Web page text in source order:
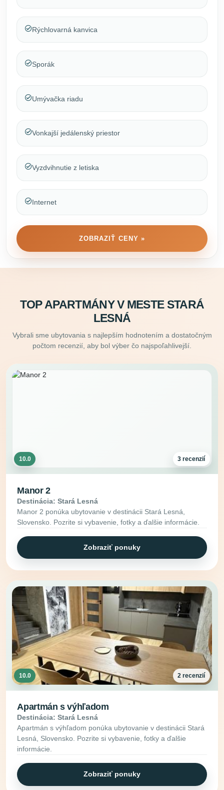
Rýchlovarná kanvica
Sporák
Umývačka riadu
Vonkajší jedálenský priestor
Vyzdvihnutie z letiska
Internet
ZOBRAZIŤ CENY »
TOP APARTMÁNY V MESTE STARÁ
LESNÁ
Vybrali sme ubytovania s najlepším hodnotením a dostatočným
počtom recenzií, aby bol výber čo najspoľahlivejší.
10.0 3 recenzií
Manor 2
Destinácia: Stará Lesná
Manor 2 ponúka ubytovanie v destinácii Stará Lesná,
Slovensko. Pozrite si vybavenie, fotky a ďalšie informácie.
Zobraziť ponuky
10.0 2 recenzií
Apartmán s výhľadom
Destinácia: Stará Lesná
Apartmán s výhľadom ponúka ubytovanie v destinácii Stará
Lesná, Slovensko. Pozrite si vybavenie, fotky a ďalšie
informácie.
Zobraziť ponuky